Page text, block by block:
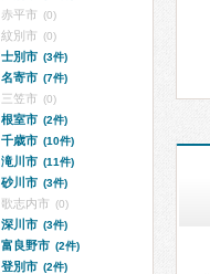
赤平市 (0)
紋別市 (0)
士別市 (3件)
名寄市 (7件)
三笠市 (0)
根室市 (2件)
千歳市 (10件)
滝川市 (11件)
砂川市 (3件)
歌志内市 (0)
深川市 (3件)
富良野市 (2件)
登別市 (2件)